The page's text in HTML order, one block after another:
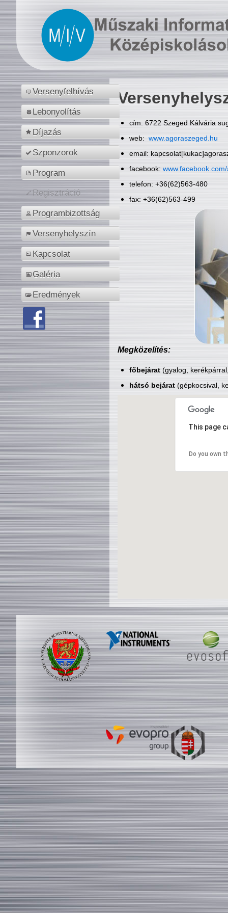
Versenyfelhívás
Lebonyolítás
Díjazás
Szponzorok
Program
Regisztráció
Programbizottság
Versenyhelyszín
Kapcsolat
Galéria
Eredmények
cím: 6722 Szeged Kálvária
web: www.agoraszeged.hu
email:
facebook:
telefon: +36(62)563-480
fax: +36(62)563-499
Megközelítés:
főbejárat(gyalog,
hátsó bejárat(gépkocsival,
This page
Do you own